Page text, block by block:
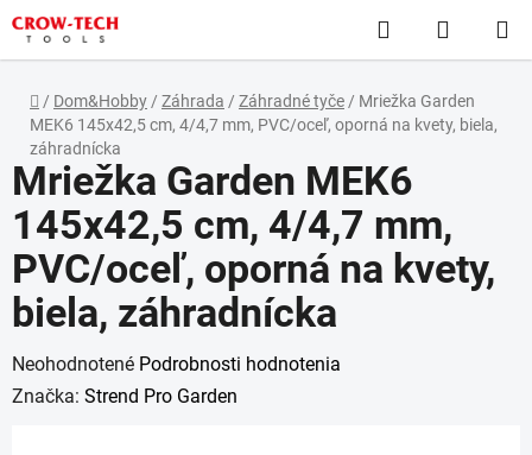
Prejsť
na
obsah
Hľadať
KOŠÍK
Domov
/ Dom&Hobby / Záhrada / Záhradné tyče / Mriežka Garden
MEK6 145x42,5 cm, 4/4,7 mm, PVC/oceľ, oporná na kvety, biela,
záhradnícka
Mriežka Garden MEK6
145x42,5 cm, 4/4,7 mm,
PVC/oceľ, oporná na kvety,
biela, záhradnícka
Priemerné
hodnotenie
Neohodnotené Podrobnosti hodnotenia
Značka: Strend Pro Garden